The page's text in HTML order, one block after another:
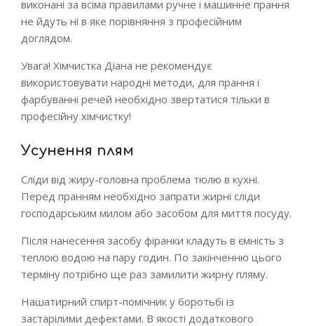
виконані за всіма правилами ручне і машинне прання
не йдуть ні в яке порівняння з професійним
доглядом.
Увага! Хімчистка Діана не рекомендує
використовувати народні методи, для прання і
фарбуванні речей необхідно звертатися тільки в
професійну хімчистку!
Усунення плям
Сліди від жиру-головна проблема тюлю в кухні.
Перед пранням необхідно запрати жирні сліди
господарським милом або засобом для миття посуду.
Після нанесення засобу фіранки кладуть в ємність з
теплою водою на пару годин. По закінченню цього
терміну потрібно ще раз замилити жирну пляму.
Нашатирний спирт-помічник у боротьбі із
застарілими дефектами. В якості додаткового